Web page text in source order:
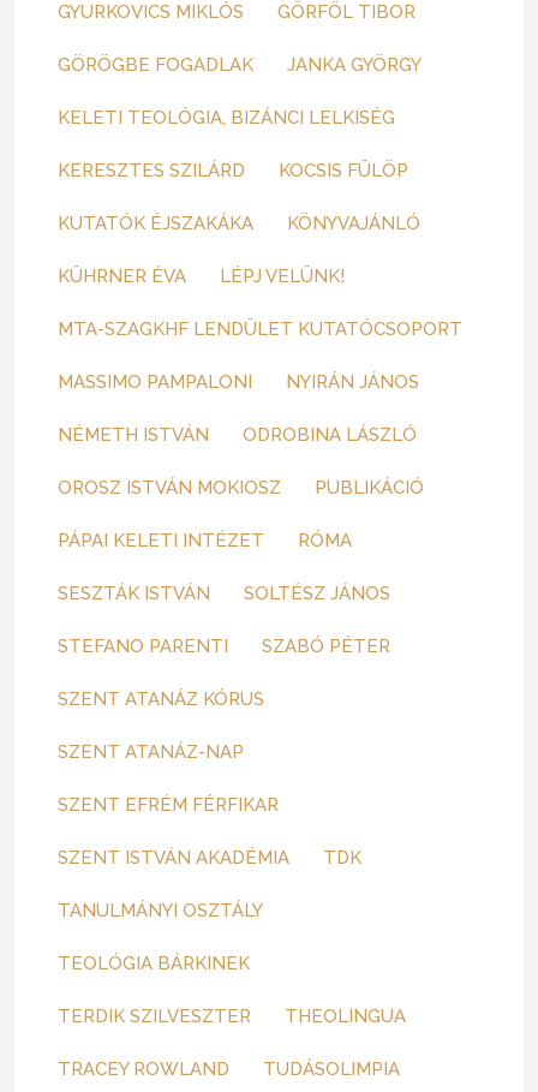
GYURKOVICS MIKLÓS GÖRFÖL TIBOR
GÖRÖGBE FOGADLAK JANKA GYÖRGY
KELETI TEOLÓGIA, BIZÁNCI LELKISÉG
KERESZTES SZILÁRD KOCSIS FÜLÖP
KUTATÓK ÉJSZAKÁKA KÖNYVAJÁNLÓ
KÜHRNER ÉVA LÉPJ VELÜNK!
MTA-SZAGKHF LENDÜLET KUTATÓCSOPORT
MASSIMO PAMPALONI NYIRÁN JÁNOS
NÉMETH ISTVÁN ODROBINA LÁSZLÓ
OROSZ ISTVÁN MOKIOSZ PUBLIKÁCIÓ
PÁPAI KELETI INTÉZET RÓMA
SESZTÁK ISTVÁN SOLTÉSZ JÁNOS
STEFANO PARENTI SZABÓ PÉTER
SZENT ATANÁZ KÓRUS
SZENT ATANÁZ-NAP
SZENT EFRÉM FÉRFIKAR
SZENT ISTVÁN AKADÉMIA TDK
TANULMÁNYI OSZTÁLY
TEOLÓGIA BÁRKINEK
TERDIK SZILVESZTER THEOLINGUA
TRACEY ROWLAND TUDÁSOLIMPIA